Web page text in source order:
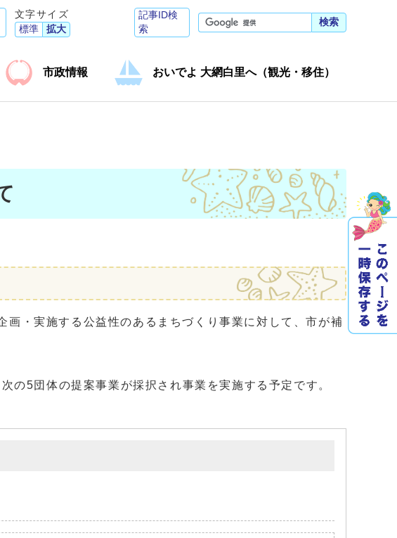
文字サイズ
標準
拡大
記事ID検
索
検索
市政情報 おいでよ 大網白里へ（観光・移住）
・実施する公益性のあるまちづくり事業に対して、市が補
5団体の提案事業が採択され事業を実施する予定です。